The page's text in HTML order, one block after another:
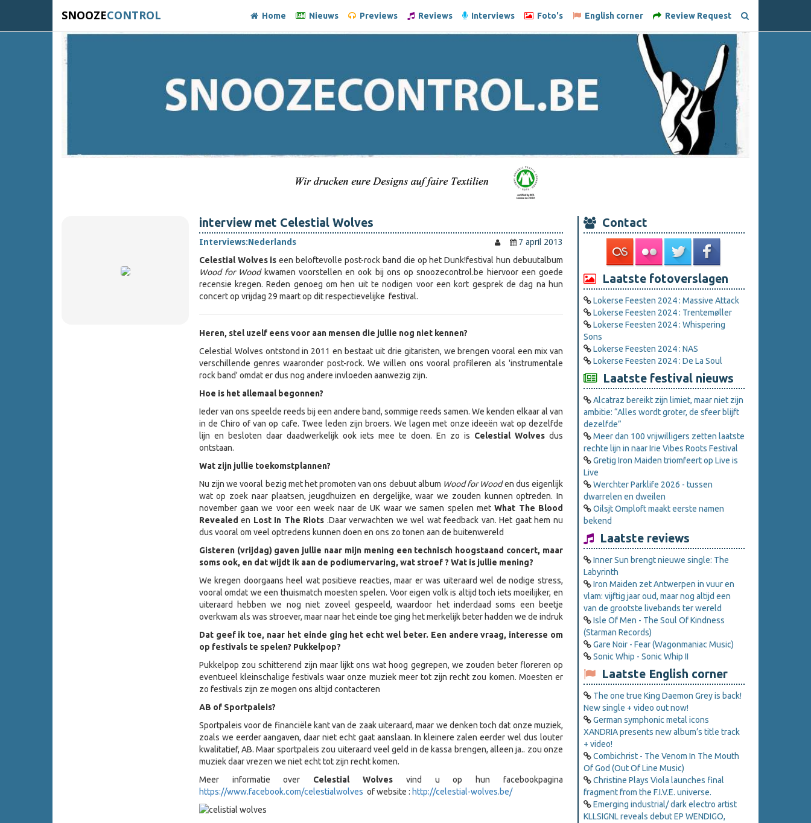
SNOOZECONTROL Home Nieuws Previews Reviews Interviews Foto's English corner Review Request
interview met Celestial Wolves
Interviews:Nederlands
7 april 2013
Celestial Wolves is een beloftevolle post-rock band die op het Dunk!festival hun debuutalbum
Wood for Wood kwamen voorstellen en ook bij ons op snoozecontrol.be hiervoor een goede
recensie kregen. Reden genoeg om hen uit te nodigen voor een kort gesprek de dag na hun
concert op vrijdag 29 maart op dit respectievelijke festival.
Heren, stel uzelf eens voor aan mensen die jullie nog niet kennen?
Celestial Wolves ontstond in 2011 en bestaat uit drie gitaristen, we brengen vooral een mix van
verschillende genres waaronder post-rock. We willen ons vooral profileren als 'instrumentale
rock band' omdat er dus nog andere invloeden aanwezig zijn.
Hoe is het allemaal begonnen?
Ieder van ons speelde reeds bij een andere band, sommige reeds samen. We kenden elkaar al van
in de Chiro of van op cafe. Twee leden zijn broers. We lagen met onze ideeën wat op dezelfde
lijn en besloten daar daadwerkelijk ook iets mee te doen. En zo is Celestial Wolves dus
ontstaan.
Wat zijn jullie toekomstplannen?
Nu zijn we vooral bezig met het promoten van ons debuut album Wood for Wooden dus eigenlijk
wat op zoek naar plaatsen, jeugdhuizen en dergelijke, waar we zouden kunnen optreden. In
november gaan we voor een week naar de UK waar we samen spelen metWhat The Blood
Revealed en Lost In The Riots .Daar verwachten we wel wat feedback van. Het gaat hem nu
dus vooral om veel optredens kunnen doen en ons zo tonen aan de buitenwereld
Gisteren (vrijdag) gaven jullie naar mijn mening een technisch hoogstaand concert, maar
soms ook, en dat wijdt ik aan de podiumervaring, wat stroef ? Wat is jullie mening?
We kregen doorgaans heel wat positieve reacties, maar er was uiteraard wel de nodige stress,
vooral omdat we een thuismatch moesten spelen. Voor eigen volk is altijd toch iets moeilijker, en
uiteraard hebben we nog niet zoveel gespeeld, waardoor het inderdaad soms een beetje
overkwam als was stroever, maar naar het einde toe ging het merkelijk beter hadden we de indruk
Dat geef ik toe, naar het einde ging het echt wel beter. Een andere vraag, interesse om
op festivals te spelen? Pukkelpop?
Pukkelpop zou schitterend zijn maar lijkt ons wat hoog gegrepen, we zouden beter floreren op
eventueel kleinschalige festivals waar onze muziek meer tot zijn recht zou komen. Moesten er
zo festivals zijn ze mogen ons altijd contacteren
AB of Sportpaleis?
Sportpaleis voor de financiële kant van de zaak uiteraard, maar we denken toch dat onze muziek,
zoals we eerder aangaven, daar niet echt gaat aanslaan. In kleinere zalen eerder wel dus louter
kwalitatief, AB. Maar sportpaleis zou uiteraard veel geld in de kassa brengen, alleen ja.. zou onze
muziek daar vrezen we niet echt tot zijn recht komen.
Meer informatie over Celestial Wolves vind u op hun facebookpagina
https://www.facebook.com/celestialwolves of website : http://celestial-wolves.be/
Contact
Laatste fotoverslagen
Lokerse Feesten 2024 : Massive Attack
Lokerse Feesten 2024 : Trentemøller
Lokerse Feesten 2024 : Whispering
Sons
Lokerse Feesten 2024 : NAS
Lokerse Feesten 2024 : De La Soul
Laatste festival nieuws
Alcatraz bereikt zijn limiet, maar niet zijn
ambitie: “Alles wordt groter, de sfeer blijft
dezelfde”
Meer dan 100 vrijwilligers zetten laatste
rechte lijn in naar Irie Vibes Roots Festival
Gretig Iron Maiden triomfeert op Live is
Live
Werchter Parklife 2026 - tussen
dwarrelen en dweilen
Oilsjt Omploft maakt eerste namen
bekend
Laatste reviews
Inner Sun brengt nieuwe single: The
Labyrinth
Iron Maiden zet Antwerpen in vuur en
vlam: vijftig jaar oud, maar nog altijd een
van de grootste livebands ter wereld
Isle Of Men - The Soul Of Kindness
(Starman Records)
Gare Noir - Fear (Wagonmaniac Music)
Sonic Whip - Sonic Whip II
Laatste English corner
The one true King Daemon Grey is back!
New single + video out now!
German symphonic metal icons
XANDRIA presents new album’s title track
+ video!
Combichrist - The Venom In The Mouth
Of God (Out Of Line Music)
Christine Plays Viola launches final
fragment from the F.I.V.E. universe.
Emerging industrial/ dark electro artist
KLLSIGNL reveals debut EP WENDIGO,